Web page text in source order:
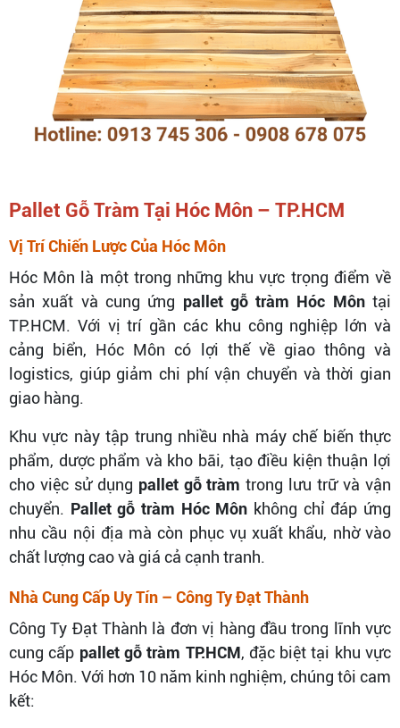
Pallet Gỗ Tràm Tại Hóc Môn – TP.HCM
Vị Trí Chiến Lược Của Hóc Môn
Hóc Môn là một trong những khu vực trọng điểm về
sản xuất và cung ứng pallet gỗ tràm Hóc Môntại
TP.HCM. Với vị trí gần các khu công nghiệp lớn và
cảng biển, Hóc Môn có lợi thế về giao thông và
logistics, giúp giảm chi phí vận chuyển và thời gian
giao hàng.
Khu vực này tập trung nhiều nhà máy chế biến thực
phẩm, dược phẩm và kho bãi, tạo điều kiện thuận lợi
cho việc sử dụng pallet gỗ tràm trong lưu trữ và vận
chuyển. Pallet gỗ tràm Hóc Môn không chỉ đáp ứng
nhu cầu nội địa mà còn phục vụ xuất khẩu, nhờ vào
chất lượng cao và giá cả cạnh tranh.
Nhà Cung Cấp Uy Tín – Công Ty Đạt Thành
Công Ty Đạt Thành là đơn vị hàng đầu trong lĩnh vực
cung cấp pallet gỗ tràm TP.HCM, đặc biệt tại khu vực
Hóc Môn. Với hơn 10 năm kinh nghiệm, chúng tôi cam
kết: